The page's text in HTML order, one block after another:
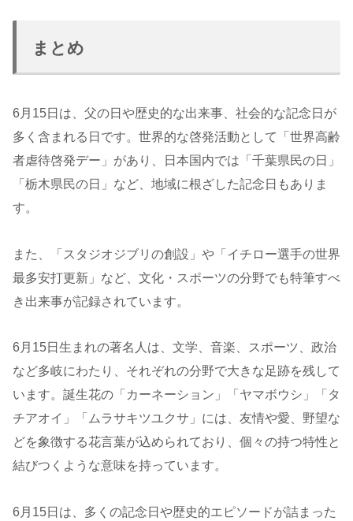
まとめ
6月15日は、父の日や歴史的な出来事、社会的な記念日が
多く含まれる日です。世界的な啓発活動として「世界高齢
者虐待啓発デー」があり、日本国内では「千葉県民の日」
「栃木県民の日」など、地域に根ざした記念日もありま
す。
また、「スタジオジブリの創設」や「イチロー選手の世界
最多安打更新」など、文化・スポーツの分野でも特筆すべ
き出来事が記録されています。
6月15日生まれの著名人は、文学、音楽、スポーツ、政治
など多岐にわたり、それぞれの分野で大きな足跡を残して
います。誕生花の「カーネーション」「ヤマボウシ」「タ
チアオイ」「ムラサキツユクサ」には、友情や愛、野望な
どを象徴する花言葉が込められており、個々の持つ特性と
結びつくような意味を持っています。
6月15日は、多くの記念日や歴史的エピソードが詰まった